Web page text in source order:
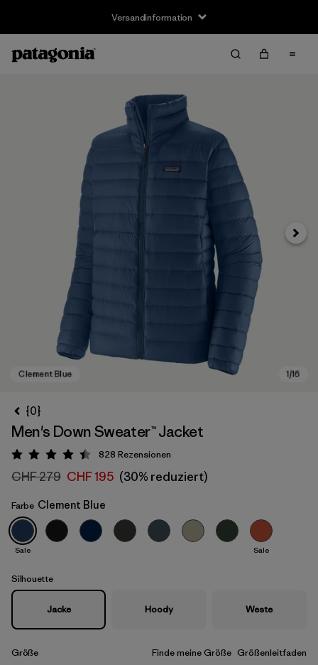
Versandinformation
Clement Blue
{0}
Men's Down Sweater™ Jacket
Bewertung: 4.4 / 5
828 Rezensionen
CHF 279 CHF 195 (30% reduziert)
Farbe Clement Blue
Sale Sale
Silhouette
Jacke Hoody Weste
Größe Finde meine Größe Größenleitfaden